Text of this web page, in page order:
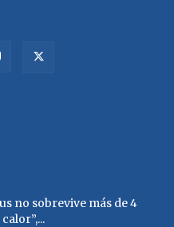
no sobrevive más de 4